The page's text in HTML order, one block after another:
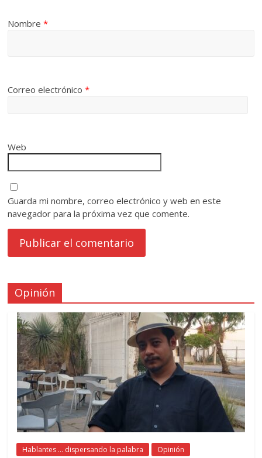
Nombre*
Correo electrónico*
Web
Guarda mi nombre, correo electrónico y web en este
navegador para la próxima vez que comente.
Opinión
Hablantes ... dispersando la palabra Opinión